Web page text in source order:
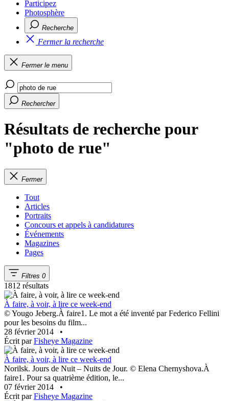
Participez
Photosphère
Recherche
Fermer la recherche
Fermer le menu
Rechercher
Résultats de recherche pour
"photo de rue"
Fermer
Tout
Articles
Portraits
Concours et appels à candidatures
Événements
Magazines
Pages
Filtres 0
1812 résultats
À faire, à voir, à lire ce week-end
© Yougo Jeberg.À faire1. Le mot a été inventé par Federico Fellini
pour les besoins du film...
28 février 2014
•
Écrit parFisheye Magazine
À faire, à voir, à lire ce week-end
Norilsk. Jours de Nuit – Nuits de Jour. © Elena Chernyshova.À
faire1. Pour sa quatrième édition, le...
07 février 2014
•
Écrit parFisheye Magazine